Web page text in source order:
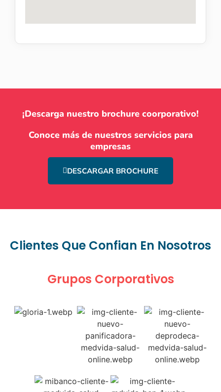
¡Descarga nuestro brochure coorporativo!
Conoce más de nuestros servicios para
empresas
DESCARGAR BROCHURE
Clientes Que Confian En Nosotros
Grupos Corporativos